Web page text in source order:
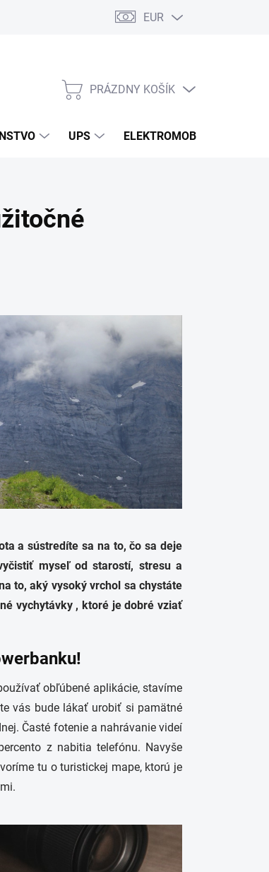
ochrany osobných údajov Súbory cookies
EUR
NÁKUPNÝ
PRÁZDNY KOŠÍK
UPS ELEKTROMOBILITA
a sústredíte sa na to, čo sa deje
myseľ od starostí, stresu a
to, aký vysoký vrchol sa chystáte
vychytávky , ktoré je dobré vziať
obľúbené aplikácie, stavíme
vás bude lákať urobiť si pamätné
Časté fotenie a nahrávanie videí
z nabitia telefónu. Navyše
tu o turistickej mape, ktorú je